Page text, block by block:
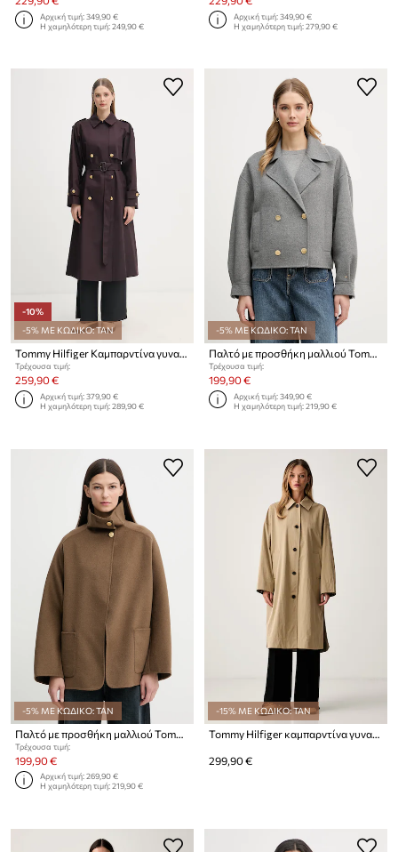
Αρχική τιμή:349,90 €
Η χαμηλότερη τιμή:249,90 €
Αρχική τιμή:349,90 €
Η χαμηλότερη τιμή:279,90 €
-10%
-5% ΜΕ ΚΩΔΙΚΟ: TAN
Tommy Hilfiger Καμπαρντίνα γυναικεία βαμβακερή
Τρέχουσα τιμή:
259,90 €
Αρχική τιμή:379,90 €
Η χαμηλότερη τιμή:289,90 €
-5% ΜΕ ΚΩΔΙΚΟ: TAN
Παλτό με προσθήκη μαλλιού Tommy Hilfiger
Τρέχουσα τιμή:
199,90 €
Αρχική τιμή:349,90 €
Η χαμηλότερη τιμή:219,90 €
-5% ΜΕ ΚΩΔΙΚΟ: TAN
Τρέχουσα τιμή:
199,90 €
Αρχική τιμή:269,90 €
Η χαμηλότερη τιμή:219,90 €
-15% ΜΕ ΚΩΔΙΚΟ: TAN
299,90 €